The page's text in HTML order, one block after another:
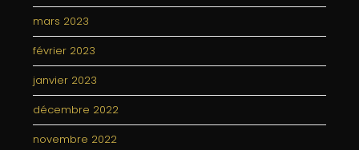
mars 2023
février 2023
janvier 2023
décembre 2022
novembre 2022